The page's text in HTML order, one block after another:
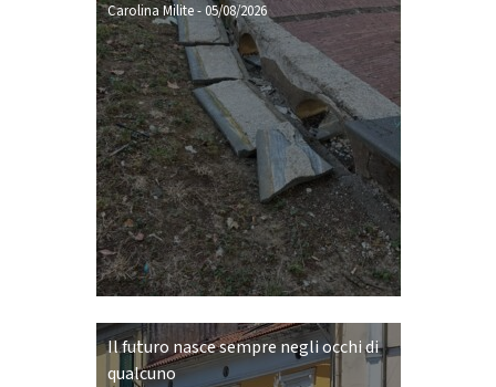
Carolina Milite- 05/08/2026
Il futuro nasce sempre negli occhi di
qualcuno